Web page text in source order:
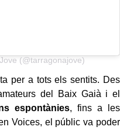
(@tarragonajove)
per a tots els sentits. Des
del Baix Gaià i el
espontànies, fins a les
Voices, el públic va poder